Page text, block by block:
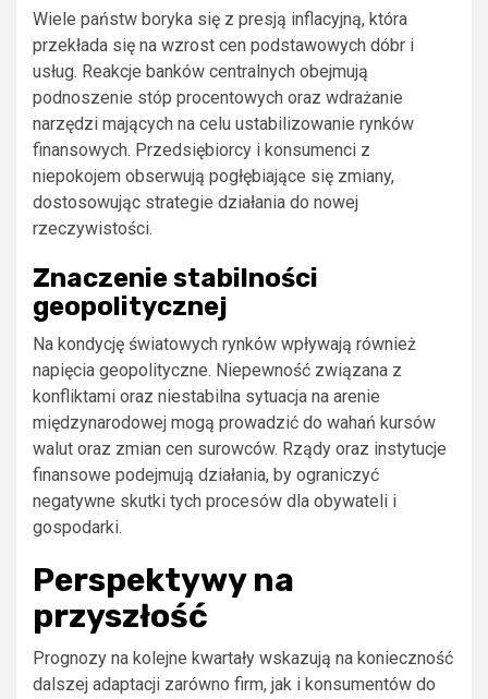
Wiele państw boryka się z presją inflacyjną, która
przekłada się na wzrost cen podstawowych dóbr i
usług. Reakcje banków centralnych obejmują
podnoszenie stóp procentowych oraz wdrażanie
narzędzi mających na celu ustabilizowanie rynków
finansowych. Przedsiębiorcy i konsumenci z
niepokojem obserwują pogłębiające się zmiany,
dostosowując strategie działania do nowej
rzeczywistości.
Znaczenie stabilności
geopolitycznej
Na kondycję światowych rynków wpływają również
napięcia geopolityczne. Niepewność związana z
konfliktami oraz niestabilna sytuacja na arenie
międzynarodowej mogą prowadzić do wahań kursów
walut oraz zmian cen surowców. Rządy oraz instytucje
finansowe podejmują działania, by ograniczyć
negatywne skutki tych procesów dla obywateli i
gospodarki.
Perspektywy na
przyszłość
Prognozy na kolejne kwartały wskazują na konieczność
dalszej adaptacji zarówno firm, jak i konsumentów do